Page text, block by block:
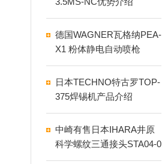
德国WAGNER瓦格纳PEA-
X1 粉体静电自动喷枪
日本TECHNO特古罗TOP-
375焊锡机产品介绍
中崎有售日本IHARA井原
科学螺纹三通接头STA04-0
00F